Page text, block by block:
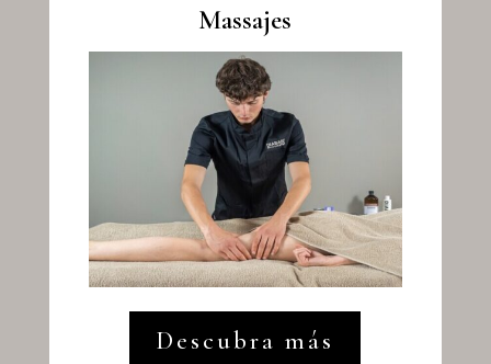
Massajes
Descubra más